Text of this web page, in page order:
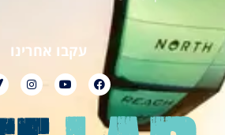
עקבו אחרינו